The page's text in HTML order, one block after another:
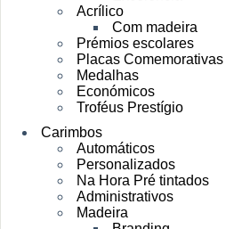
Acrílico
Com madeira
Prémios escolares
Placas Comemorativas
Medalhas
Económicos
Troféus Prestígio
Carimbos
Automáticos
Personalizados
Na Hora Pré tintados
Administrativos
Madeira